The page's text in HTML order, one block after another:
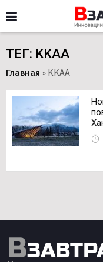
ТЕГ: KKAA
Главная » KKAA